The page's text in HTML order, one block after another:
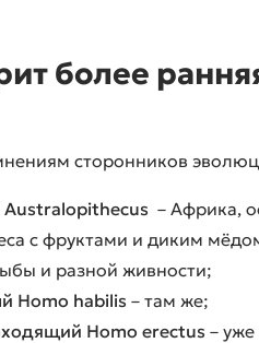
более
сторонников
Australopithecus – Африка,
с фруктами и диким
и разной живности;
Homo habilis – там же;
Homo erectus –